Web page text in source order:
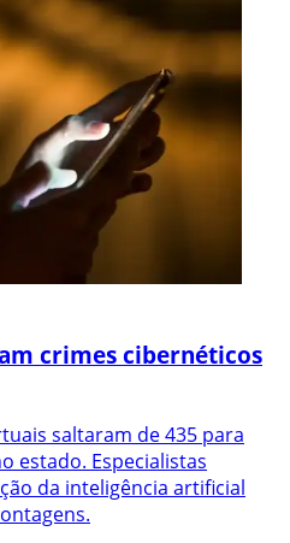
crimes cibernéticos
saltaram de 435 para
estado. Especialistas
da inteligência artificial